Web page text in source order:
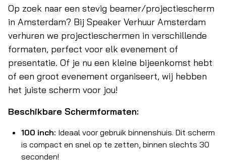
Op zoek naar een stevig beamer/projectiescherm
in Amsterdam? Bij Speaker Verhuur Amsterdam
verhuren we projectieschermen in verschillende
formaten, perfect voor elk evenement of
presentatie. Of je nu een kleine bijeenkomst hebt
of een groot evenement organiseert, wij hebben
het juiste scherm voor jou!
Beschikbare Schermformaten:
100 inch: Ideaal voor gebruik binnenshuis. Dit scherm
is compact en snel op te zetten, binnen slechts 30
seconden!